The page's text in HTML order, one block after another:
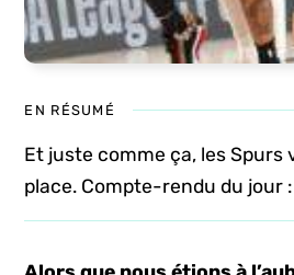
EN RÉSUMÉ
Et juste comme ça, les Spurs
place. Compte-rendu du jour :